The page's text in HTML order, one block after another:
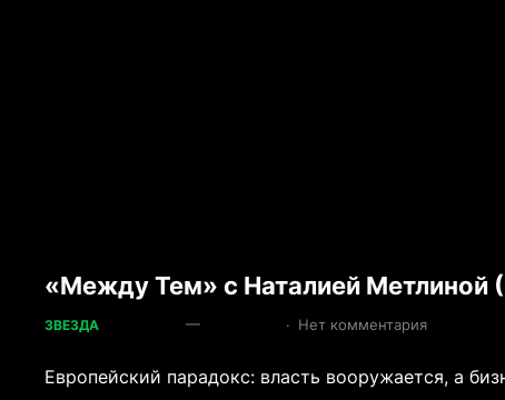
«Между Тем» с Наталией Метлиной
ЗВЕЗДА — · Нет комментария
Европейский парадокс: власть вооружается, а